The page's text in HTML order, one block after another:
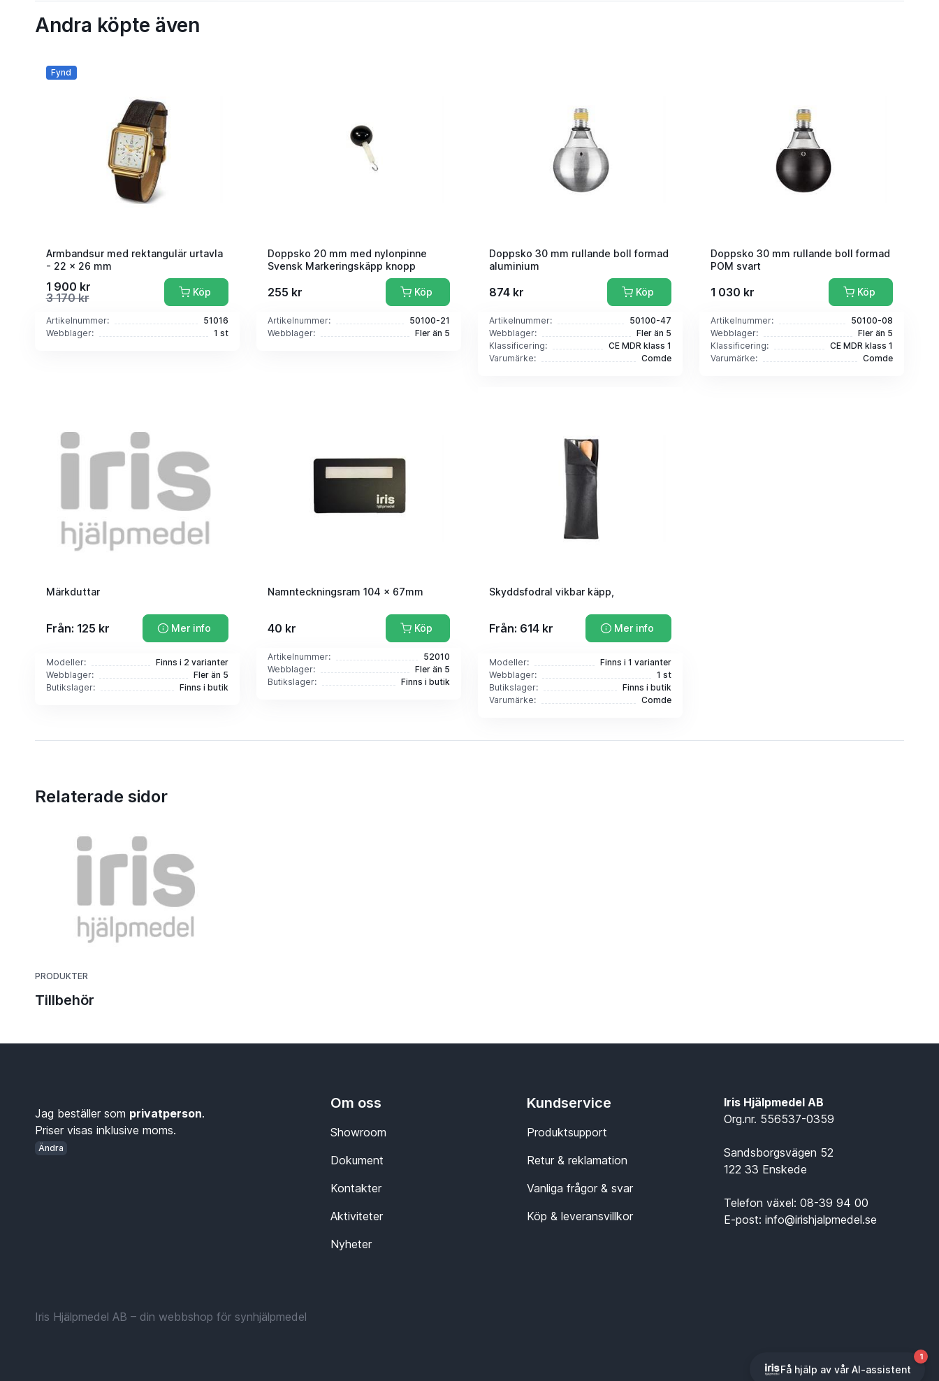
Andra köpte även
Fynd
Armbandsur med rektangulär urtavla
- 22 x 26 mm
1 900 kr
3 170 kr
Köp
Artikelnummer:
51016
Webblager:
1 st
Doppsko 20 mm med nylonpinne
Svensk Markeringskäpp knopp
255 kr Köp
Artikelnummer:
50100-21
Webblager:
Fler än 5
Doppsko 30 mm rullande boll formad
aluminium
874 kr Köp
Artikelnummer:
50100-47
Webblager:
Fler än 5
Klassificering:
CE MDR klass 1
Varumärke:
Comde
Doppsko 30 mm rullande boll formad
POM svart
1 030 kr Köp
Artikelnummer:
50100-08
Webblager:
Fler än 5
Klassificering:
CE MDR klass 1
Varumärke:
Comde
Märkduttar
Från: 125 kr Mer info
Modeller:
Finns i 2 varianter
Webblager:
Fler än 5
Butikslager:
Finns i butik
Namnteckningsram 104 x 67mm
40 kr Köp
Artikelnummer:
52010
Webblager:
Fler än 5
Butikslager:
Finns i butik
Skyddsfodral vikbar käpp,
Från: 614 kr Mer info
Modeller:
Finns i 1 varianter
Webblager:
1 st
Butikslager:
Finns i butik
Varumärke:
Comde
Relaterade sidor
PRODUKTER
Tillbehör
Jag beställer som privatperson.
Priser visas inklusive moms.
Ändra
Om oss
Showroom
Dokument
Kontakter
Aktiviteter
Nyheter
Kundservice
Produktsupport
Retur & reklamation
Vanliga frågor & svar
Köp & leveransvillkor
Iris Hjälpmedel AB
Org.nr. 556537-0359
Sandsborgsvägen 52
122 33 Enskede
Telefon växel:08-39 94 00
E-post:info@irishjalpmedel.se
Iris Hjälpmedel AB – din webbshop för synhjälpmedel